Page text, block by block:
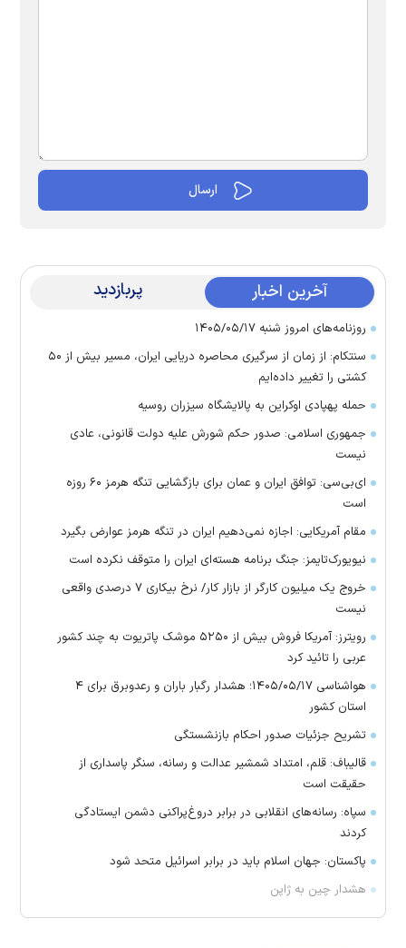
آخرین اخبار پربازدید
روزنامه‌های امروز شنبه ۱۴۰۵/۰۵/۱۷
سنتکام: از زمان از سرگیری محاصره دریایی ایران، مسیر بیش از ۵۰
کشتی را تغییر داده‌ایم
حمله پهپادی اوکراین به پالایشگاه سیزران روسیه
جمهوری اسلامی: صدور حکم شورش علیه دولت قانونی، عادی
نیست
ای‌بی‌سی: توافق ایران و عمان برای بازگشایی تنگه هرمز ۶۰ روزه
است
مقام آمریکایی: اجازه نمی‌دهیم ایران در تنگه هرمز عوارض بگیرد
نیویورک‌تایمز: جنگ برنامه هسته‌ای ایران را متوقف نکرده است
خروج یک میلیون کارگر از بازار کار/ نرخ بیکاری ۷ درصدی واقعی
نیست
رویترز: آمریکا فروش بیش از ۵۲۵۰ موشک پاتریوت به چند کشور
عربی را تائید کرد
هواشناسی ۱۴۰۵/۰۵/۱۷؛ هشدار رگبار باران و رعدوبرق برای ۴
استان کشور
تشریح جزئیات صدور احکام بازنشستگی
قالیباف: قلم، امتداد شمشیر عدالت و رسانه، سنگر پاسداری از
حقیقت است
سپاه: رسانه‌های انقلابی در برابر دروغ‌پراکنی دشمن ایستادگی
کردند
پاکستان: جهان اسلام باید در برابر اسرائیل متحد شود
هشدار چین به ژاپن